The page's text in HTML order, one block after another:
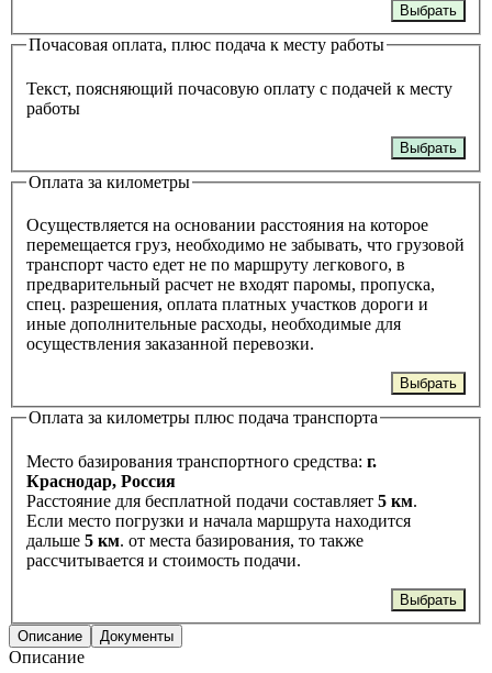
Выбрать
Почасовая оплата, плюс подача к месту работы
Текст, поясняющий почасовую оплату с подачей к месту
работы
Выбрать
Оплата за километры
Осуществляется на основании расстояния на которое
перемещается груз, необходимо не забывать, что грузовой
транспорт часто едет не по маршруту легкового, в
предварительный расчет не входят паромы, пропуска,
спец. разрешения, оплата платных участков дороги и
иные дополнительные расходы, необходимые для
осуществления заказанной перевозки.
Выбрать
Оплата за километры плюс подача транспорта
Место базирования транспортного средства: г.
Краснодар, Россия
Расстояние для бесплатной подачи составляет 5 км.
Если место погрузки и начала маршрута находится
дальше 5 км. от места базирования, то также
рассчитывается и стоимость подачи.
Выбрать
Описание Документы
Описание